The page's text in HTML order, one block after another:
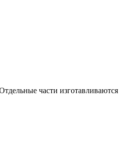
части изготавливаются